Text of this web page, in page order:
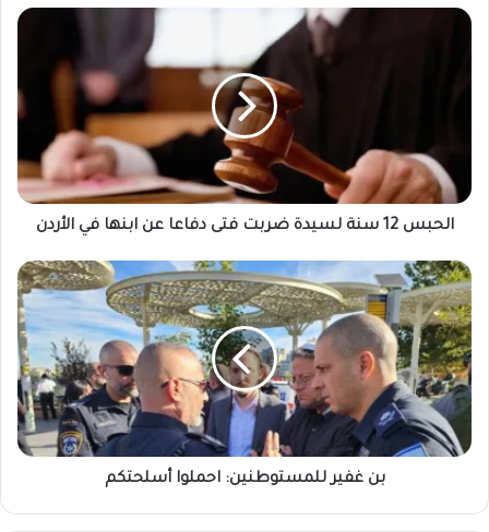
الحبس 12 سنة لسيدة ضربت فتى دفاعا عن ابنها في الأردن
بن غفير للمستوطنين: احملوا أسلحتكم